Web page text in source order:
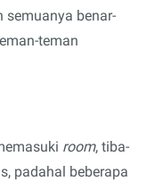
semuanya benar-
teman
room, tiba-
, padahal beberapa